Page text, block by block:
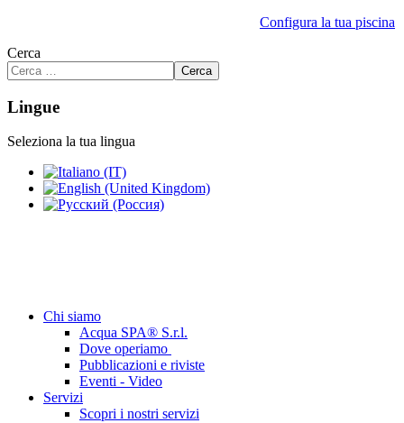
Configura la tua piscina
Cerca
Cerca
Lingue
Seleziona la tua lingua
Chi siamo
Acqua SPA® S.r.l.
Dove operiamo
Pubblicazioni e riviste
Eventi - Video
Servizi
Scopri i nostri servizi